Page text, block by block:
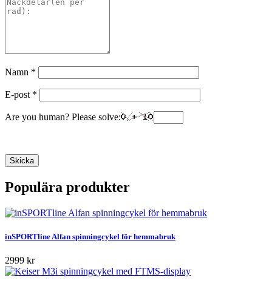
Namn *
E-post *
Are you human? Please solve:
Populära produkter
inSPORTline Alfan spinningcykel för hemmabruk
2999 kr